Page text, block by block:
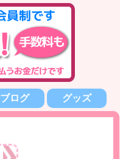
ブログ グッズ